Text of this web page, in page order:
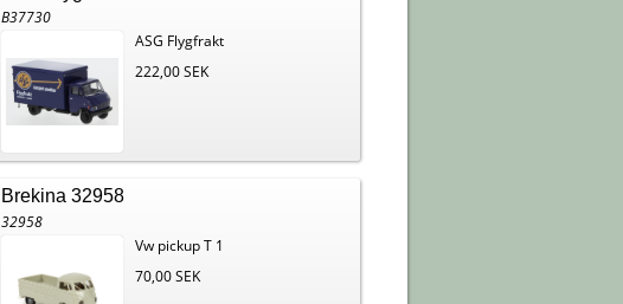
B37730
ASG Flygfrakt
222,00 SEK
Brekina 32958
32958
Vw pickup T 1
70,00 SEK